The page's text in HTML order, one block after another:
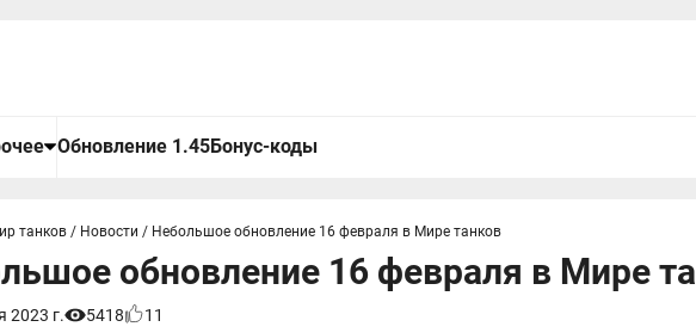
Обновление 1.45Бонус-коды
танков / Новости / Небольшое обновление 16 февраля в Мире танков
обновление 16 февраля в Мире
2023 г. 5418 11